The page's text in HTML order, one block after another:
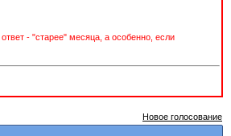
- "старее" месяца, а особенно, если
Новое голосование